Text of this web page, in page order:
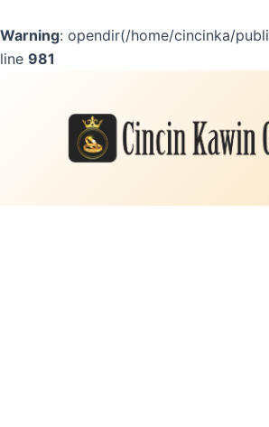
Warning: opendir(/home/cincinka/
line 981
ke
konten